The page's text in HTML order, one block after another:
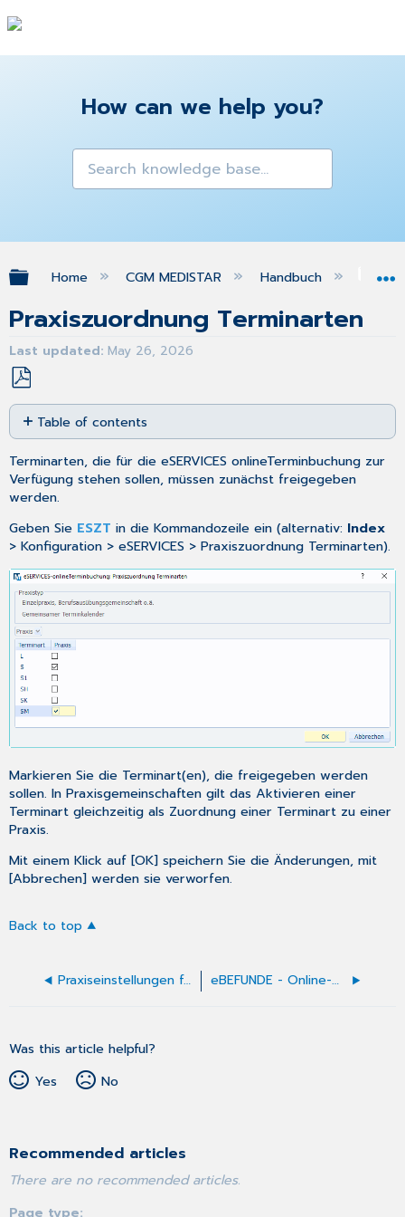
How can we help you?
Expand/collapse global hierarchy
Home CGM MEDISTAR Handbuch
Praxiszuordnung Terminarten
Last updated May 26, 2026
Save
as
PDF
Table of contents
No
headers
Terminarten, die für die eSERVICES onlineTerminbuchung zur
Verfügung stehen sollen, müssen zunächst freigegeben
werden.
Geben Sie ESZT in die Kommandozeile ein (alternativ: Index
> Konfiguration > eSERVICES > Praxiszuordnung Terminarten).
Markieren Sie die Terminart(en), die freigegeben werden
sollen. In Praxisgemeinschaften gilt das Aktivieren einer
Terminart gleichzeitig als Zuordnung einer Terminart zu einer
Praxis.
Mit einem Klick auf [OK] speichern Sie die Änderungen, mit
[Abbrechen] werden sie verworfen.
Back to top
Praxiseinstellungen für eSERVICES eBEFUNDE - Online-Befundübermittlung
Was this article helpful?
Yes
No
Recommended articles
There are no recommended articles.
Page type